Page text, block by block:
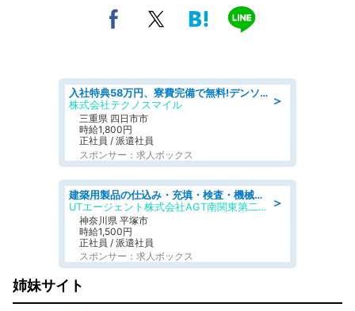
＞
入社特典58万円、寮費完備で無料!デンソーで働こう!自動車工場で小型部品の検査業務 denso aichi
株式会社テクノスマイル
三重県 四日市市
時給1,800円
正社員 / 派遣社員
スポンサー：求人ボックス
＞
建築用製品の仕込み・充填・検査・機械操作/寮完備/日払い/工場・製造
UTエージェント株式会社AGT南関東第二CU
神奈川県 平塚市
時給1,500円
正社員 / 派遣社員
スポンサー：求人ボックス
姉妹サイト